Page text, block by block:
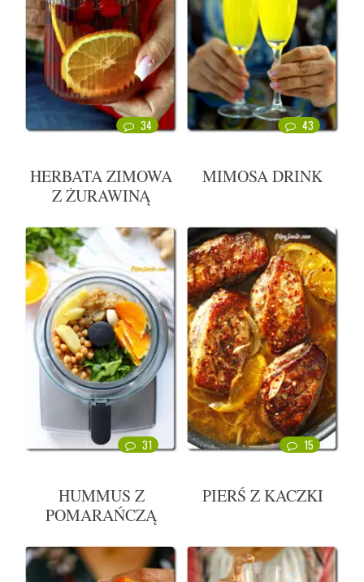
34
HERBATA ZIMOWA
Z ŻURAWINĄ
43
MIMOSA DRINK
31
HUMMUS Z
POMARAŃCZĄ
15
PIERŚ Z KACZKI